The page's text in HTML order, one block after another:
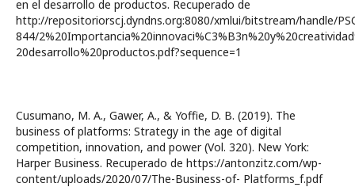
en el desarrollo de productos. Recuperado de
http://repositoriorscj.dyndns.org:8080/xmlui/bitstream/handle/
844/
20desarrollo%20productos.pdf?sequence=1
Cusumano, M. A., Gawer, A., & Yoffie, D. B. (2019). The
business of platforms: Strategy in the age of digital
competition, innovation, and power (Vol. 320). New York:
Harper Business. Recuperado de https://antonzitz.com/wp-
content/uploads/2020/07/The-Business-of- Platforms_f.pdf